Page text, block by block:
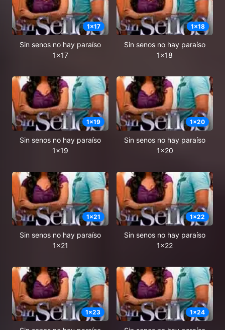
1x17
Sin senos no hay paraíso
1x17
1x18
Sin senos no hay paraíso
1x18
1x19
Sin senos no hay paraíso
1x19
1x20
Sin senos no hay paraíso
1x20
1x21
Sin senos no hay paraíso
1x21
1x22
Sin senos no hay paraíso
1x22
1x23 1x24